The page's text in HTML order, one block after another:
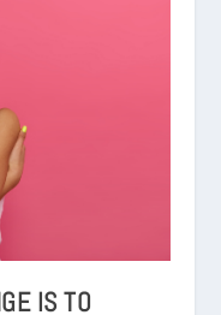
IS TO